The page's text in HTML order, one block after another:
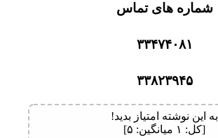
شماره های تماس
۳۳۴۷۴۰۸۱
۳۳۸۲۳۹۴۵
به این نوشته امتیاز بدید!
[کل: ۱ میانگین: ۵]